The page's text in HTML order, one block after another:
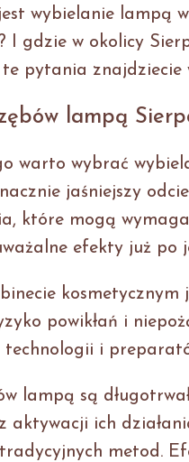
wybielanie lampą
I gdzie w okolicy
pytania znajdziecie
lampą
warto wybrać
jaśniejszy
które mogą
efekty już po
kosmetycznym
powikłań i
technologii i
lampą są
aktywacji ich
metod.